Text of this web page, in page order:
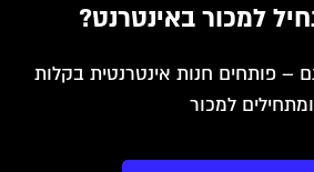
למכור באינטרנט?
– פותחים חנות אינטרנטית בקלות
ומתחילים למכור